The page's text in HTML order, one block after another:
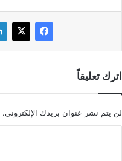
اترك تعليقاً
لن يتم نشر عنوان بريدك الإلكتروني.